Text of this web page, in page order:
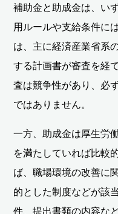
補助金と助成金は、い
用ルールや支給条件に
は、主に経済産業省系
する計画書が審査を経
査は競争性があり、必
ではありません。
一方、助成金は厚生労
を満たしていれば比較
ば、職場環境の改善に
的とした制度などが該
件、提出書類の内容な